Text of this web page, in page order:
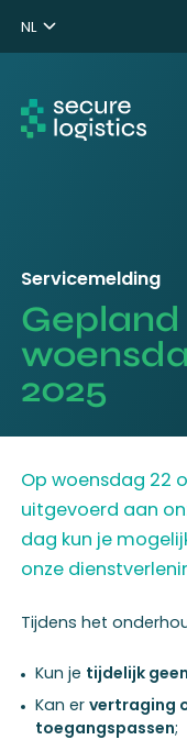
NL
ENG
DE
Servicemelding
2025
Op woensdag 22
uitgevoerd aan
dag kun je
onze
Tijdens het
Kun je tijdelijk
Kan ervertraging
toegangspassen;